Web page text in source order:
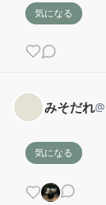
気になる
みそだれ@
気になる